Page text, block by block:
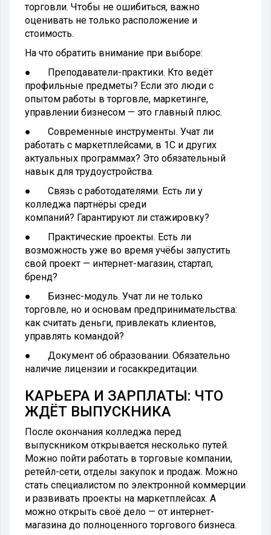
торговли. Чтобы не ошибиться, важно
оценивать не только расположение и
стоимость.
На что обратить внимание при выборе:
● Преподаватели-практики. Кто ведёт
профильные предметы? Если это люди с
опытом работы в торговле, маркетинге,
управлении бизнесом — это главный плюс.
● Современные инструменты. Учат ли
работать с маркетплейсами, в 1С и других
актуальных программах? Это обязательный
навык для трудоустройства.
● Связь с работодателями. Есть ли у
колледжа партнёры среди
компаний? Гарантируют ли стажировку?
● Практические проекты. Есть ли
возможность уже во время учёбы запустить
свой проект — интернет-магазин, стартап,
бренд?
● Бизнес-модуль. Учат ли не только
торговле, но и основам предпринимательства:
как считать деньги, привлекать клиентов,
управлять командой?
● Документ об образовании. Обязательно
наличие лицензии и госаккредитации.
КАРЬЕРА И ЗАРПЛАТЫ: ЧТО
ЖДЁТ ВЫПУСКНИКА
После окончания колледжа перед
выпускником открывается несколько путей.
Можно пойти работать в торговые компании,
ретейл-сети, отделы закупок и продаж. Можно
стать специалистом по электронной коммерции
и развивать проекты на маркетплейсах. А
можно открыть своё дело — от интернет-
магазина до полноценного торгового бизнеса.